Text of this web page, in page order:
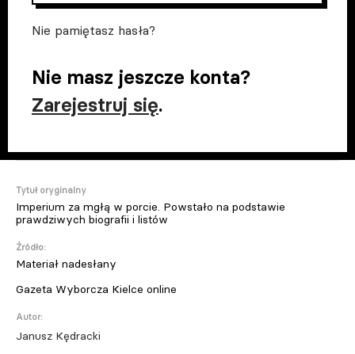
Nie pamiętasz hasła?
Nie masz jeszcze konta?
Zarejestruj się.
Tytuł oryginalny
Imperium za mgłą w porcie. Powstało na podstawie
prawdziwych biografii i listów
Źródło:
Materiał nadesłany
Gazeta Wyborcza Kielce online
Autor:
Janusz Kędracki